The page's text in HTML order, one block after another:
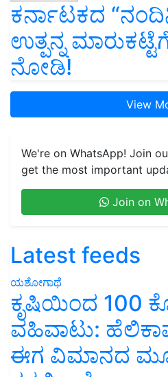
ಕರ್ನಾಟಕದ
ಉತ್ಪನ್ನ
ನೋಡಿ!
View
We're on WhatsApp! Join
get the most important
Join on
Latest feeds
ಯಶೋಗಾಥೆ
ಕೃಷಿಯಿಂದ 100
ವಹಿವಾಟು:
ಈಗ ವಿಮಾನದ